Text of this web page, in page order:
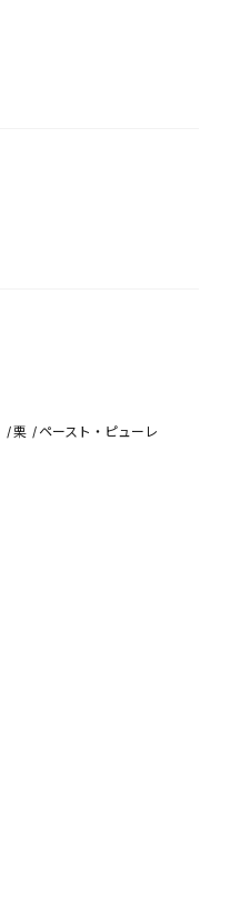
栗 ペースト・ピューレ